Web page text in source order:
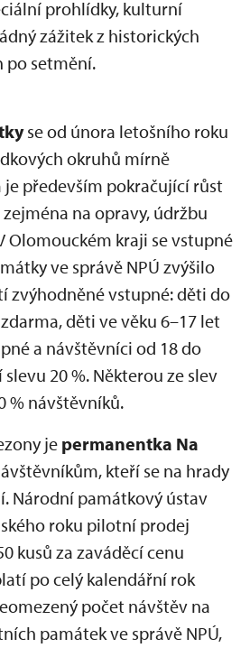
prohlídky, kulturní
zážitek z historických
po setmění.
se od února letošního roku
okruhů mírně
především pokračující růst
na opravy, údržbu
Olomouckém kraji se vstupné
ve správě NPÚ zvýšilo
zvýhodněné vstupné: děti do
děti ve věku 6–17 let
a návštěvníci od 18 do
20 %. Některou ze slev
% návštěvníků.
je permanentka Na
kteří se na hrady
Národní památkový ústav
roku pilotní prodej
kusů za zaváděcí cenu
po celý kalendářní rok
počet návštěv na
památek ve správě NPÚ,